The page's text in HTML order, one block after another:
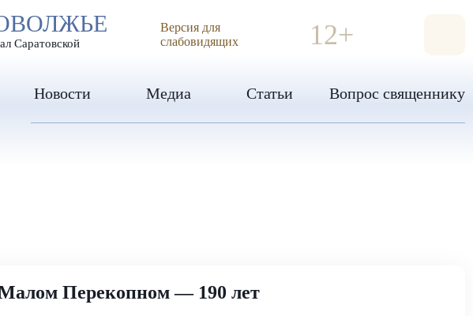
ИЗОБРАЖЕНИЯ
Саратовской
Версия для
слабовидящих
12+
Новости Медиа Статьи Вопрос священнику
Перекопном — 190 лет